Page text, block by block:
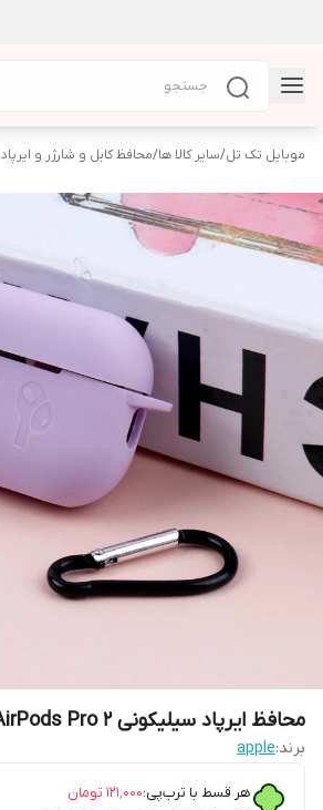
موبایل تک تل/سایر کالا ها/محافظ کابل و شارژر و ایرپاد
محافظ ایرپاد سیلیکونی AirPods Pro 2 - یاسی
برند:apple
هر قسط با ترب‌پی:۱۲۱٬۰۰۰ تومان